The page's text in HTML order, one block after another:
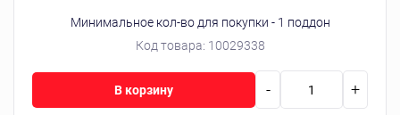
Код товара: 10029338
Минимальное кол-во для покупки - 1 поддон
- +
В корзину